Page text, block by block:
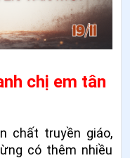
chị em tân
chất truyền giáo,
có thêm nhiều